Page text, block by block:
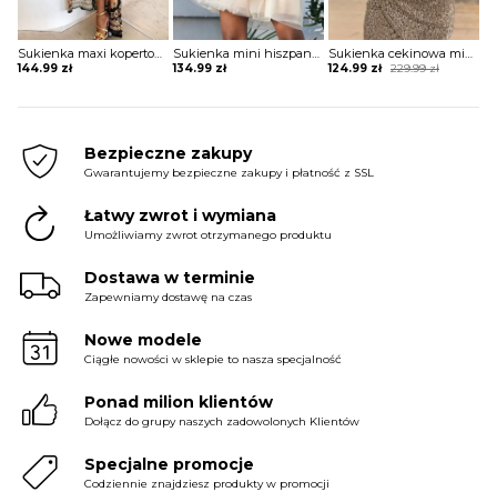
Sukienka maxi kopertowa w stylu boho
144.99 zł
Sukienka mini hiszpanka tiulowa z szerokimi rękawami
134.99 zł
Sukienka cekinowa mini z krótkim rękawem
229.99zł
Original
124.99 zł
Current
Bezpieczne zakupy
Gwarantujemy bezpieczne zakupy i płatność z SSL
Łatwy zwrot i wymiana
Umożliwiamy zwrot otrzymanego produktu
Dostawa w terminie
Zapewniamy dostawę na czas
Nowe modele
Ciągłe nowości w sklepie to nasza specjalność
Ponad milion klientów
Dołącz do grupy naszych zadowolonych Klientów
Specjalne promocje
Codziennie znajdziesz produkty w promocji